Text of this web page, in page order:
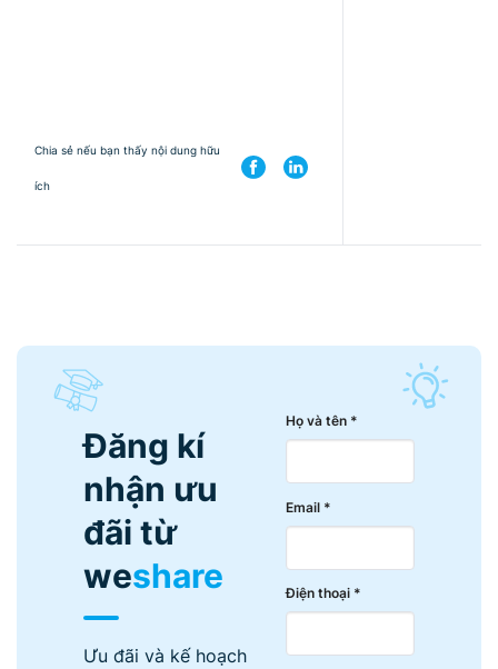
Chia sẻ nếu bạn thấy nội dung hữu
ích
Đăng kí
nhận ưu
đãi từ
weshare
Ưu đãi và kế hoạch
Họ và tên *
Email *
Điện thoại *